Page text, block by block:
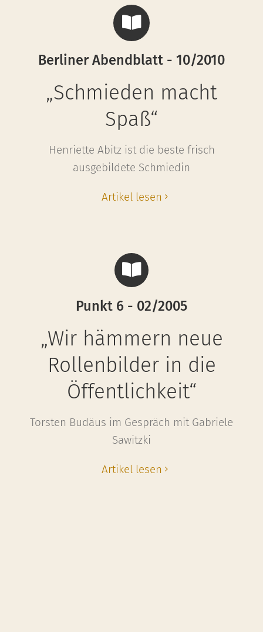
Berliner Abendblatt - 10/2010
„Schmieden macht
Spaß“
Henriette Abitz ist die beste frisch
ausgebildete Schmiedin
Artikel lesen
Punkt 6 - 02/2005
„Wir hämmern neue
Rollenbilder in die
Öffentlichkeit“
Torsten Budäus im Gespräch mit Gabriele
Sawitzki
Artikel lesen